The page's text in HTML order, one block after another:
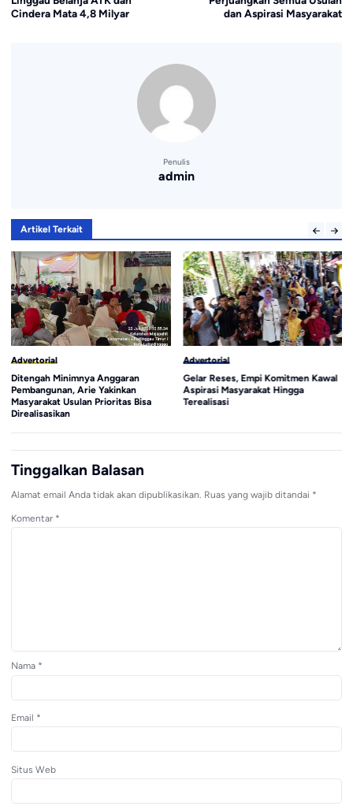
Cindera Mata 4,8 Milyar
dan Aspirasi Masyarakat
Penulis
admin
Artikel Terkait
Advertorial
Ditengah Minimnya Anggaran
Pembangunan, Arie Yakinkan
Masyarakat Usulan Prioritas Bisa
Direalisasikan
Advertorial
Gelar Reses, Empi Komitmen Kawal
Aspirasi Masyarakat Hingga
Terealisasi
Tinggalkan Balasan
Alamat email Anda tidak akan dipublikasikan. Ruas yang wajib ditandai *
Komentar *
Nama *
Email *
Situs Web